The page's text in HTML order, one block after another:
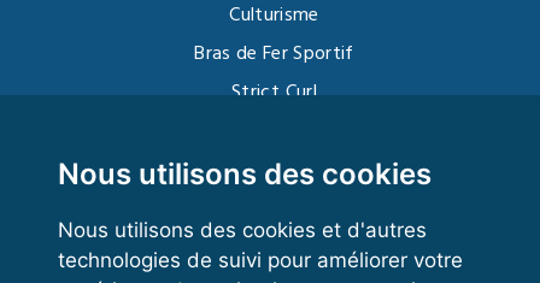
Nous utilisons des cookies
Nous utilisons des cookies et d'autres
technologies de suivi pour améliorer votre
Culturisme
Bras de Fer Sportif
Strict Curl
Kettlebell